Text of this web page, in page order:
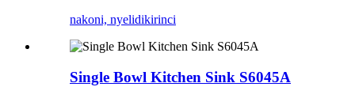
nakoni, nyelidikirinci
Single Bowl Kitchen Sink S6045A